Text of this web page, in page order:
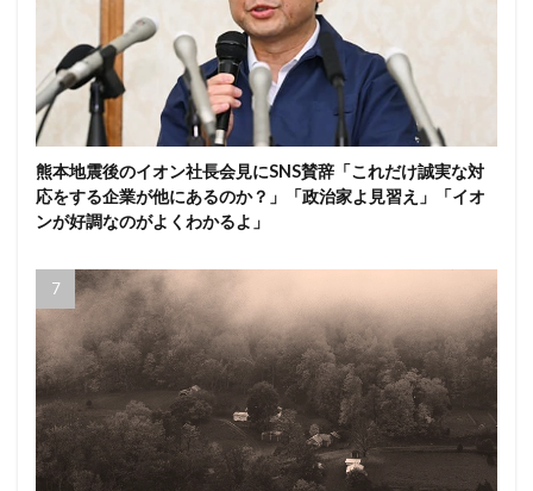
熊本地震後のイオン社長会見にSNS賛辞「これだけ誠実な対
応をする企業が他にあるのか？」「政治家よ見習え」「イオ
ンが好調なのがよくわかるよ」